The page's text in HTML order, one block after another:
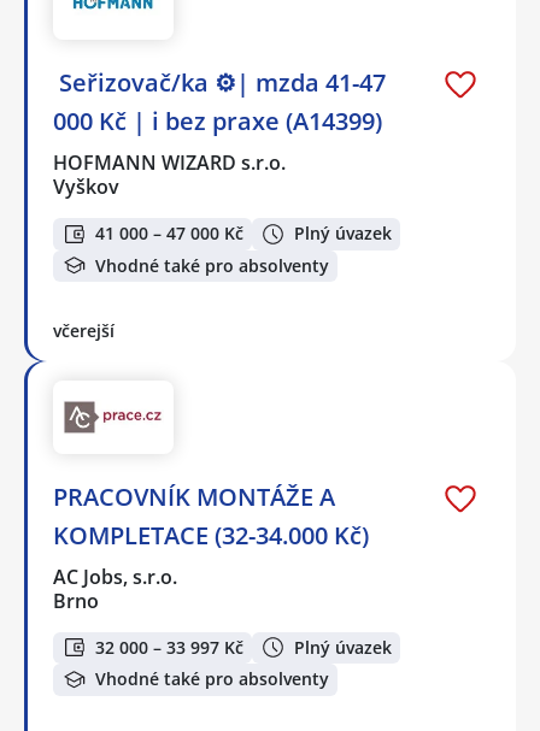
️ Seřizovač/ka ⚙️| mzda 41-47
000 Kč | i bez praxe (A14399)
HOFMANN WIZARD s.r.o.
Vyškov
41 000 – 47 000 Kč
Plný úvazek
Vhodné také pro absolventy
včerejší
PRACOVNÍK MONTÁŽE A
KOMPLETACE (32-34.000 Kč)
AC Jobs, s.r.o.
Brno
32 000 – 33 997 Kč
Plný úvazek
Vhodné také pro absolventy